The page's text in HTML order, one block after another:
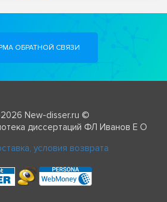
ОБРАТНОЙ СВЯЗИ
New-disser.ru ©
диссертаций ФЛ Иванов Е О
условия возврата